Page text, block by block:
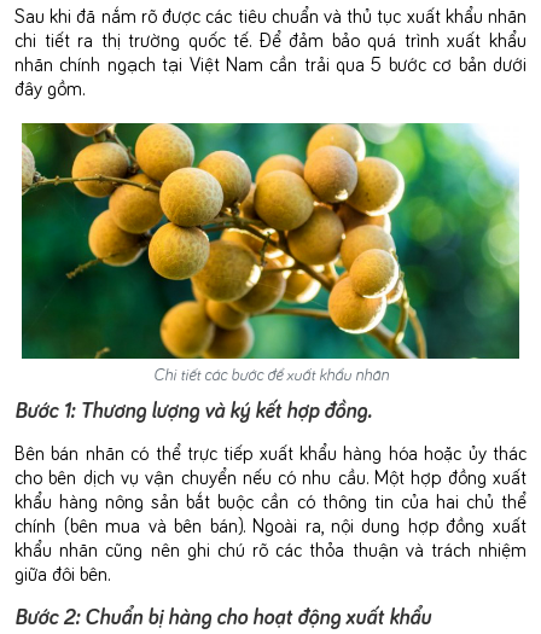
Sau khi đã nắm rõ được các tiêu chuẩn và thủ tục xuất khẩu nhãn
chi tiết ra thị trường quốc tế. Để đảm bảo quá trình xuất khẩu
nhãn chính ngạch tại Việt Nam cần trải qua 5 bước cơ bản dưới
đây gồm.
Chi tiết các bước để xuất khẩu nhãn
Bước 1: Thương lượng và ký kết hợp đồng.
Bên bán nhãn có thể trực tiếp xuất khẩu hàng hóa hoặc ủy thác
cho bên dịch vụ vận chuyển nếu có nhu cầu. Một hợp đồng xuất
khẩu hàng nông sản bắt buộc cần có thông tin của hai chủ thể
chính (bên mua và bên bán). Ngoài ra, nội dung hợp đồng xuất
khẩu nhãn cũng nên ghi chú rõ các thỏa thuận và trách nhiệm
giữa đôi bên.
Bước 2: Chuẩn bị hàng cho hoạt động xuất khẩu